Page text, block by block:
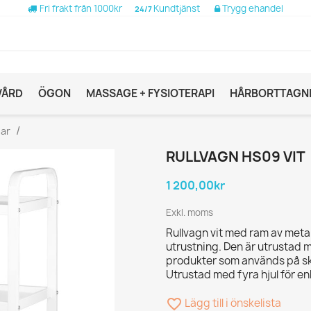
Fri frakt från 1000kr 24/7 Kundtjänst Trygg ehandel
ÖGON MASSAGE + FYSIOTERAPI
RULLVAGN HS09 VIT
1 200,00kr
Exkl. moms
Rullvagn vit med ram av
utrustning. Den är utrustad
produkter som används på
Utrustad med fyra hjul för
favorite_border Lägg till i önskelista